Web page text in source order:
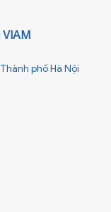
phố Hà Nội